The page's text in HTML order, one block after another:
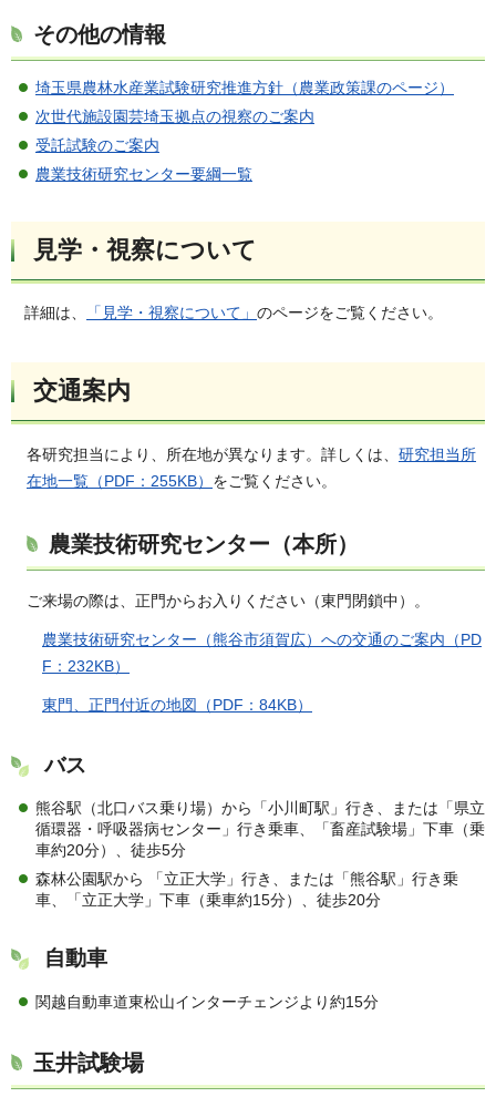
その他の情報
埼玉県農林水産業試験研究推進方針（農業政策課のページ）
次世代施設園芸埼玉拠点の視察のご案内
受託試験のご案内
農業技術研究センター要綱一覧
見学・視察について
詳細は、 「見学・視察について」 のページをご覧ください。
交通案内
各研究担当により、所在地が異なります。詳しくは、 研究担当所
在地一覧（PDF：255KB） をご覧ください。
農業技術研究センター（本所）
ご来場の際は、正門からお入りください（東門閉鎖中）。
農業技術研究センター（熊谷市須賀広）への交通のご案内（PD
F：232KB）
東門、正門付近の地図（PDF：84KB）
バス
熊谷駅（北口バス乗り場）から「小川町駅」行き、または「県立
循環器・呼吸器病センター」行き乗車、「畜産試験場」下車（乗
車約20分）、徒歩5分
森林公園駅から 「立正大学」行き、または「熊谷駅」行き乗
車、「立正大学」下車（乗車約15分）、徒歩20分
自動車
関越自動車道東松山インターチェンジより約15分
玉井試験場